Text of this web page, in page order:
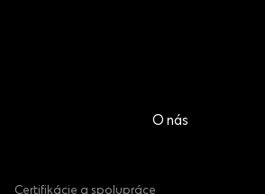
O nás